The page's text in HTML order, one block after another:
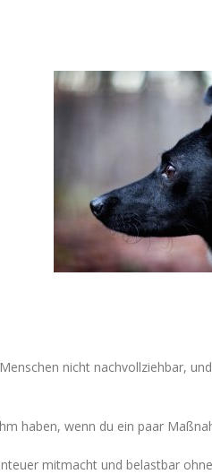
nicht nachvollziehbar,
haben, wenn du ein paar
mitmacht und belastbar